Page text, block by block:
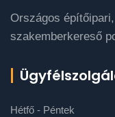
Országos
szakemberkereső
Hétfő - Péntek